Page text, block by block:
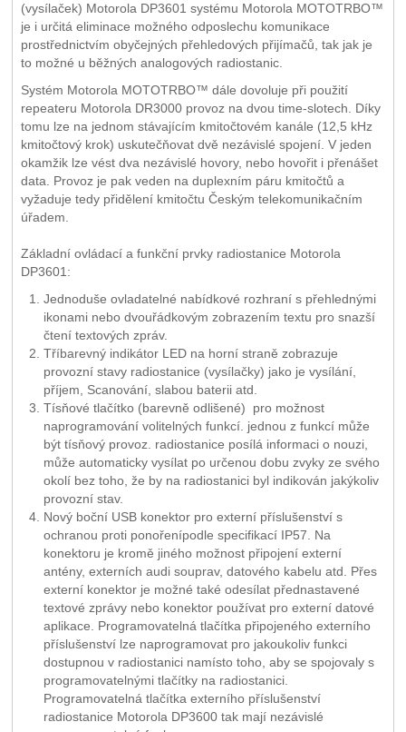
(vysílaček) Motorola DP3601 systému Motorola MOTOTRBO™
je i určitá eliminace možného odposlechu komunikace
prostřednictvím obyčejných přehledových přijímačů, tak jak je
to možné u běžných analogových radiostanic.
Systém Motorola MOTOTRBO™ dále dovoluje při použití
repeateru Motorola DR3000 provoz na dvou time-slotech. Díky
tomu lze na jednom stávajícím kmitočtovém kanále (12,5 kHz
kmitočtový krok) uskutečňovat dvě nezávislé spojení. V jeden
okamžik lze vést dva nezávislé hovory, nebo hovořit i přenášet
data. Provoz je pak veden na duplexním páru kmitočtů a
vyžaduje tedy přidělení kmitočtu Českým telekomunikačním
úřadem.
Základní ovládací a funkční prvky radiostanice Motorola
DP3601:
Jednoduše ovladatelné nabídkové rozhraní s přehlednými
ikonami nebo dvouřádkovým zobrazením textu pro snazší
čtení textových zpráv.
Tříbarevný indikátor LED na horní straně zobrazuje
provozní stavy radiostanice (vysílačky) jako je vysílání,
příjem, Scanování, slabou baterii atd.
Tísňové tlačítko (barevně odlišené) pro možnost
naprogramování volitelných funkcí. jednou z funkcí může
být tísňový provoz. radiostanice posílá informaci o nouzi,
může automaticky vysílat po určenou dobu zvyky ze svého
okolí bez toho, že by na radiostanici byl indikován jakýkoliv
provozní stav.
Nový boční USB konektor pro externí příslušenství s
ochranou proti ponořenípodle specifikací IP57. Na
konektoru je kromě jiného možnost připojení externí
antény, externích audi souprav, datového kabelu atd. Přes
externí konektor je možné také odesílat přednastavené
textové zprávy nebo konektor používat pro externí datové
aplikace. Programovatelná tlačítka připojeného externího
příslušenství lze naprogramovat pro jakoukoliv funkci
dostupnou v radiostanici namísto toho, aby se spojovaly s
programovatelnými tlačítky na radiostanici.
Programovatelná tlačítka externího příslušenství
radiostanice Motorola DP3600 tak mají nezávislé